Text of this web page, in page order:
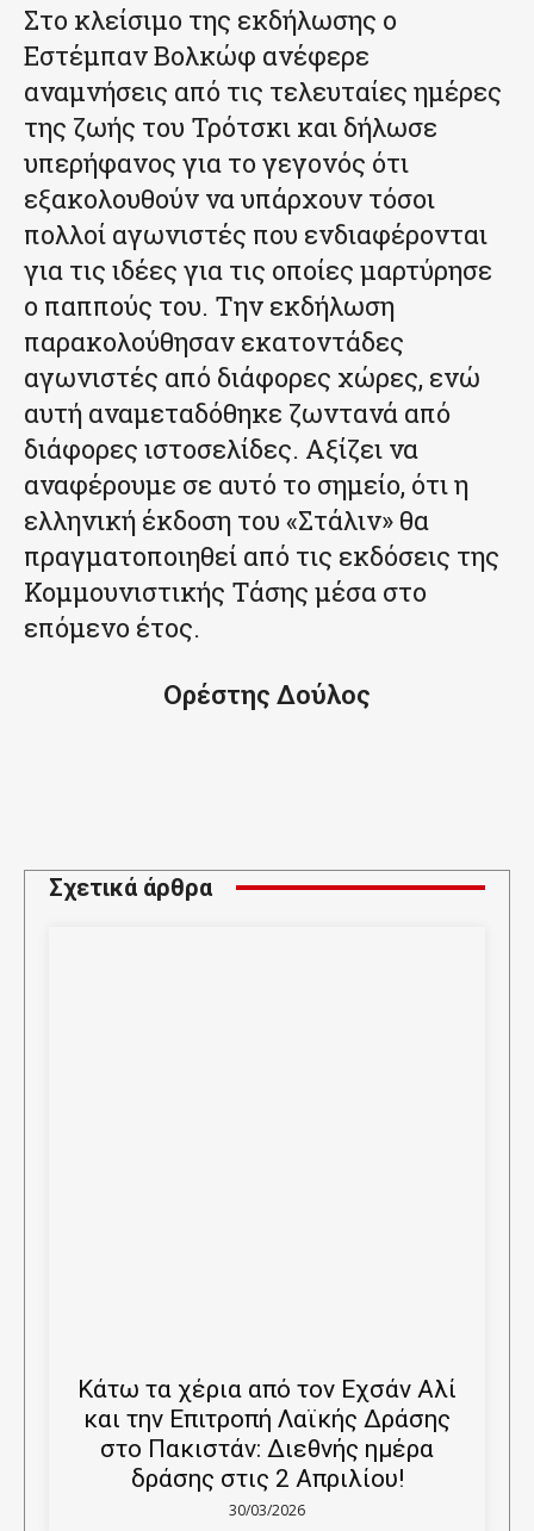
Στο κλείσιμο της εκδήλωσης ο
Εστέμπαν Βολκώφ ανέφερε
αναμνήσεις από τις τελευταίες ημέρες
της ζωής του Τρότσκι και δήλωσε
υπερήφανος για το γεγονός ότι
εξακολουθούν να υπάρχουν τόσοι
πολλοί αγωνιστές που ενδιαφέρονται
για τις ιδέες για τις οποίες μαρτύρησε
ο παππούς του. Την εκδήλωση
παρακολούθησαν εκατοντάδες
αγωνιστές από διάφορες χώρες, ενώ
αυτή αναμεταδόθηκε ζωντανά από
διάφορες ιστοσελίδες. Αξίζει να
αναφέρουμε σε αυτό το σημείο, ότι η
ελληνική έκδοση του «Στάλιν» θα
πραγματοποιηθεί από τις εκδόσεις της
Κομμουνιστικής Τάσης μέσα στο
επόμενο έτος.
Ορέστης Δούλος
Σχετικά άρθρα
Κάτω τα χέρια από τον Εχσάν Αλί
και την Επιτροπή Λαϊκής Δράσης
στο Πακιστάν: Διεθνής ημέρα
δράσης στις 2 Απριλίου!
30/03/2026